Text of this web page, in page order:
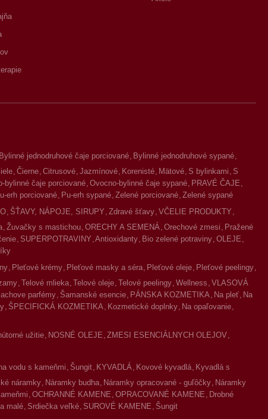
Bylinné jednodruhové čaje porciované Bylinné jednodruhové sypané
Čierne Citrusové Jazmínové Korenisté Mätové S bylinkami S
bylinné čaje porciované Ovocno-bylinné čaje sypané PRAVÉ ČAJE
erh porciované Pu-erh sypané Zelené porciované Zelené sypané
ŠŤAVY, NÁPOJE, SIRUPY Zdravé šťavy VČELIE PRODUKTY
Žuvačky s mastichou ORECHY A SEMENÁ Orechové zmesi
Pražené
SUPERPOTRAVINY Antioxidanty Bio zelené potraviny OLEJE
Pleťové krémy Pleťové masky a séra Pleťové oleje Pleťové peelingy
Telové mlieka Telové oleje Telové peelingy Wellness VLASOVÁ
parfémy Šamanské esencie PÁNSKA KOZMETIKA Na pleť Na
ŠPECIFICKÁ KOZMETIKA Kozmetické doplnky Na opaľovanie
užitie NOSNÉ OLEJE ZMESI ESENCIÁLNYCH OLEJOV
vodu s kameňmi Šungit KYVADLÁ Kovové kyvadlá Kyvadlá s
náramky Náramky budha Náramky opracované - guľôčky Náramky
OCHRANNÉ KAMENE OPRACOVANÉ KAMENE
Drobné
malé Srdiečka veľké SUROVÉ KAMENE Šungit